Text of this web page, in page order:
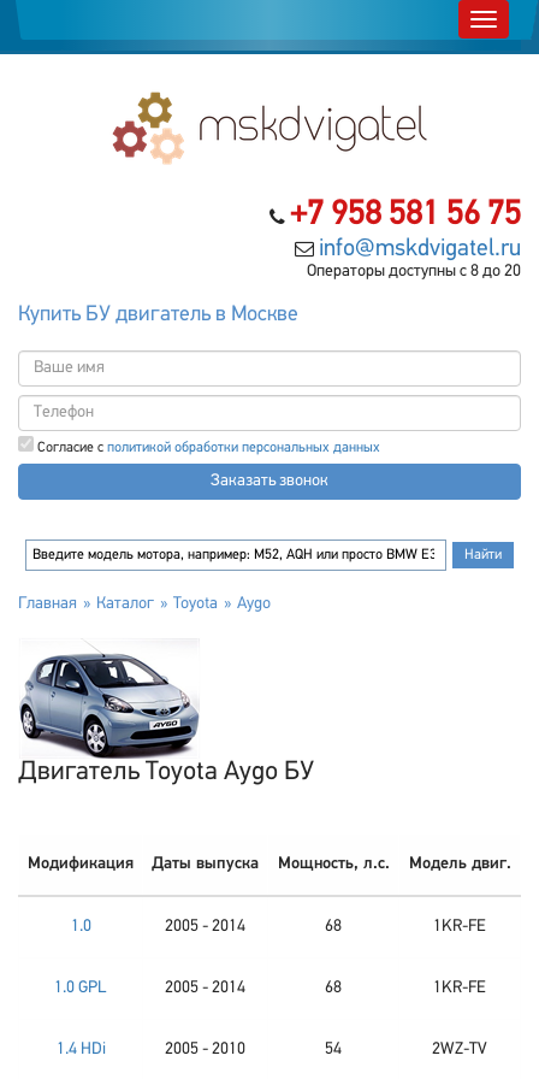
+7 958 581 56 75
info@mskdvigatel.ru
Операторы доступны с 8 до 20
Купить БУ двигатель в Москве
Согласие с политикой обработки персональных данных
Заказать звонок
Главная Каталог Toyota Aygo
Двигатель Toyota Aygo БУ
Модификация Даты выпуска Мощность, л.с. Модель двиг.
1.0 2005 - 2014 68 1KR-FE
1.0 GPL 2005 - 2014 68 1KR-FE
1.4 HDi 2005 - 2010 54 2WZ-TV